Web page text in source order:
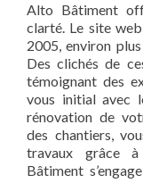
Alto Bâtiment
clarté. Le site
2005, environ
Des clichés de
témoignant des
vous initial avec
rénovation de
des chantiers,
travaux grâce à
Bâtiment